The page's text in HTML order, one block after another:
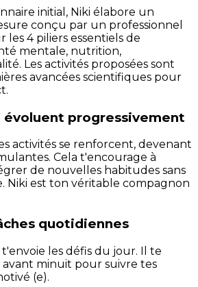
initial, Niki élabore un
conçu par un professionnel
les 4 piliers essentiels de
mentale, nutrition,
Les activités proposées sont
avancées scientifiques pour
évoluent progressivement
activités se renforcent, devenant
Cela t'encourage à
de nouvelles habitudes sans
Niki est ton véritable compagnon
quotidiennes
les défis du jour. Il te
minuit pour suivre tes
(e).